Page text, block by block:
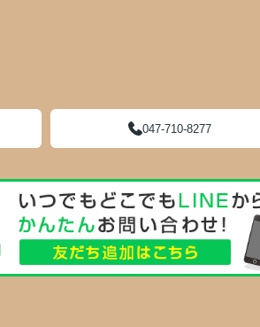
047-710-8277